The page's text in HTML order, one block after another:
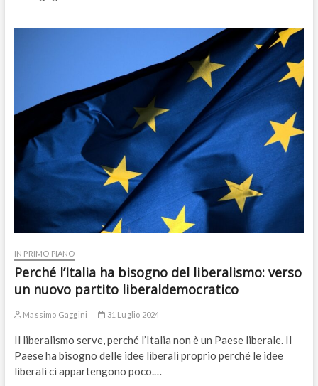
IN PRIMO PIANO
Perché l’Italia ha bisogno del liberalismo: verso
un nuovo partito liberaldemocratico
Massimo Gaggini 31 Luglio 2024
Il liberalismo serve, perché l’Italia non è un Paese liberale. Il
Paese ha bisogno delle idee liberali proprio perché le idee
liberali ci appartengono poco.…